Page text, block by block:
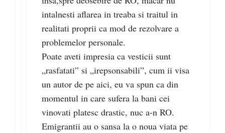
intalnesti aflarea in treaba si traitul in
realitati proprii ca mod de rezolvare a
problemelor personale.
Poate aveti impresia ca vesticii sunt
„rasfatati” si „irepsonsabili”, cum ii visa
un autor de pe aici, eu va spun ca din
momentul in care sufera la bani cei
vinovati platesc drastic, nuc a-n RO.
Emigrantii au o sansa la o noua viata pe